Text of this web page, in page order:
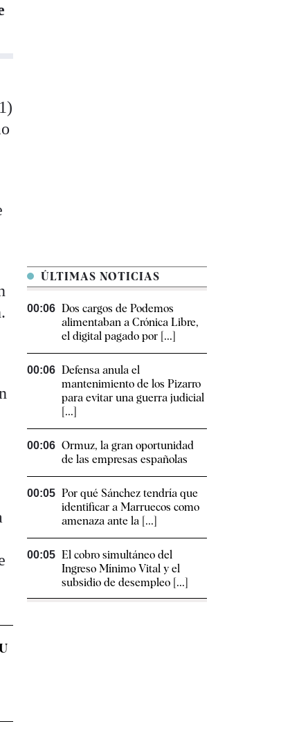
ÚLTIMAS NOTICIAS
00:06 Dos cargos de Podemos
alimentaban a Crónica Libre,
el digital pagado por [...]
00:06 Defensa anula el
mantenimiento de los Pizarro
para evitar una guerra judicial
[...]
00:06 Ormuz, la gran oportunidad
de las empresas españolas
00:05 Por qué Sánchez tendría que
identificar a Marruecos como
amenaza ante la [...]
00:05 El cobro simultáneo del
Ingreso Mínimo Vital y el
subsidio de desempleo [...]